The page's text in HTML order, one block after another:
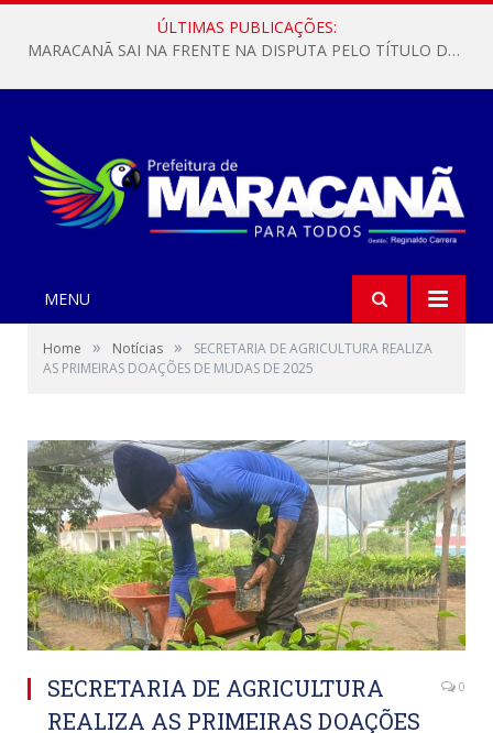
ÚLTIMAS PUBLICAÇÕES:
MARACANÃ SAI NA FRENTE NA DISPUTA PELO TÍTULO DA COPA PARÁ SUB-17!
MENU
Home » Notícias »
SECRETARIA DE AGRICULTURA REALIZA
AS PRIMEIRAS DOAÇÕES DE MUDAS DE 2025
SECRETARIA DE AGRICULTURA
REALIZA AS PRIMEIRAS DOAÇÕES
0